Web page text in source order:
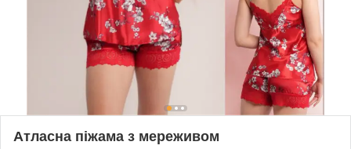
Атласна піжама з мереживом